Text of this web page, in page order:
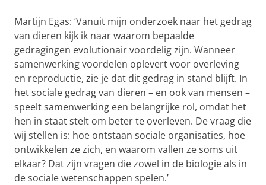
Martijn Egas: ‘Vanuit mijn onderzoek naar het gedrag
van dieren kijk ik naar waarom bepaalde
gedragingen evolutionair voordelig zijn. Wanneer
samenwerking voordelen oplevert voor overleving
en reproductie, zie je dat dit gedrag in stand blijft. In
het sociale gedrag van dieren – en ook van mensen –
speelt samenwerking een belangrijke rol, omdat het
hen in staat stelt om beter te overleven. De vraag die
wij stellen is: hoe ontstaan sociale organisaties, hoe
ontwikkelen ze zich, en waarom vallen ze soms uit
elkaar? Dat zijn vragen die zowel in de biologie als in
de sociale wetenschappen spelen.’